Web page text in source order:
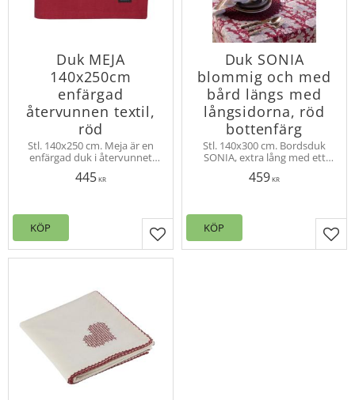
Duk MEJA
140x250cm
enfärgad
återvunnen textil,
röd
Stl. 140x250 cm. Meja är en
enfärgad duk i återvunnet
material, stilfull och klassisk i
all enkelhet. 80% bomull, 20%
445KR
Lägg till i favoriter
KÖP
Duk SONIA
blommig och med
bård längs med
långsidorna, röd
bottenfärg
Stl. 140x300 cm. Bordsduk
SONIA, extra lång med ett
mandalaliknande
blommönster och en
459KR
KÖP